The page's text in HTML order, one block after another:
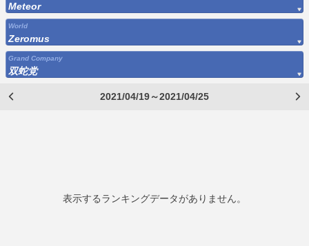
Meteor
World
Zeromus
Grand Company
双蛇党
2021/04/19～2021/04/25
表示するランキングデータがありません。